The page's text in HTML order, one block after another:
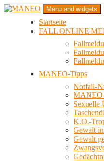
Zum
MANEO
Das schwule Anti-Gewalt-
Menu and widgets
Startseite
FALL ONLINE
MANEO-Tipps
Notfall-
Sexuelle
K.O.-
Gewalt
Gewalt